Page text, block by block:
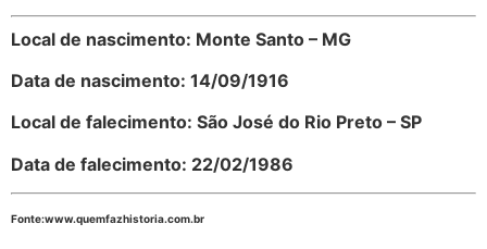
Local de nascimento: Monte Santo – MG
Data de nascimento: 14/09/1916
Local de falecimento: São José do Rio Preto – SP
Data de falecimento: 22/02/1986
Fonte:www.quemfazhistoria.com.br